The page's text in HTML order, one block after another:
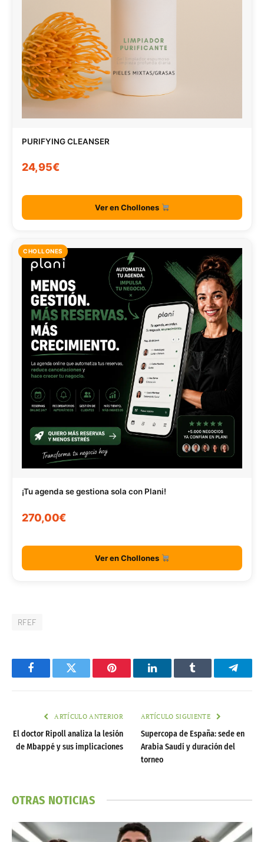
PURIFYING CLEANSER
24,95€
Ver en Chollones
CHOLLONES
¡Tu agenda se gestiona sola con Plani!
270,00€
Ver en Chollones
RFEF
FacebookTwitter Pinterest LinkedInTumblr
ARTÍCULO ANTERIOR
El doctor Ripoll analiza la lesión
de Mbappé y sus implicaciones
ARTÍCULO SIGUIENTE
Supercopa de España: sede en
Arabia Saudí y duración del
torneo
OTRAS NOTICIAS